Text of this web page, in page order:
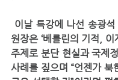
원장은 ‘베를린의 기적, 이
주제로 분단 현실과 국제
사례를 짚으며 “언젠가 북